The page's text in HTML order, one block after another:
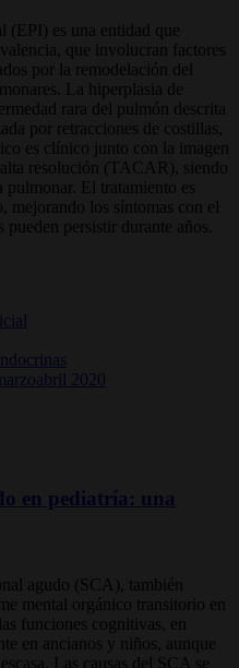
(EPI) es una entidad que
que involucran factores
por la remodelación del
La hiperplasia de
rara del pulmón descrita
por retracciones de costillas,
es clínico junto con la imagen
resolución (TACAR), siendo
pulmonar. El tratamiento es
mejorando los síntomas con el
persistir durante años.
2020
en pediatría: una
agudo (SCA), también
mental orgánico transitorio en
funciones cognitivas, en
en ancianos y niños, aunque
Las causas del SCA se